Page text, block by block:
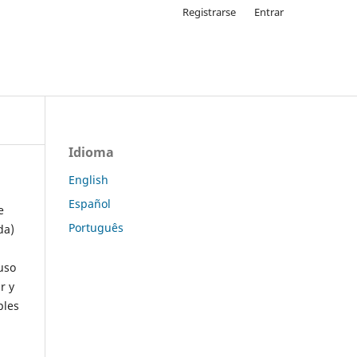
Registrarse Entrar
y
Idioma
English
Español
Português